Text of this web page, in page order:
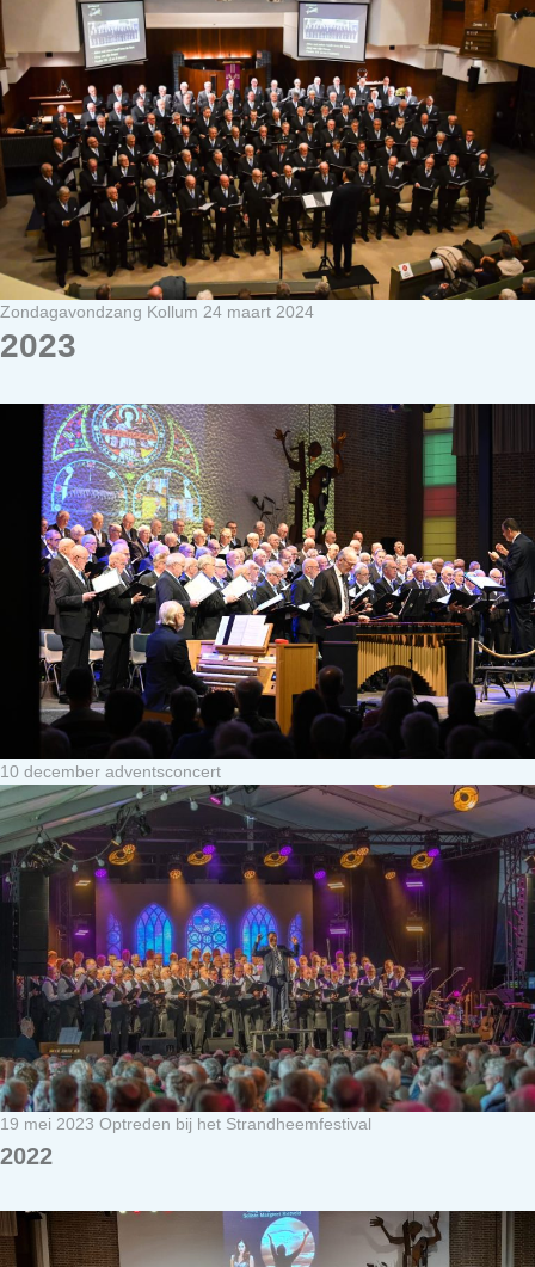
Zondagavondzang Kollum 24 maart 2024
2023
10 december adventsconcert
19 mei 2023 Optreden bij het Strandheemfestival
2022